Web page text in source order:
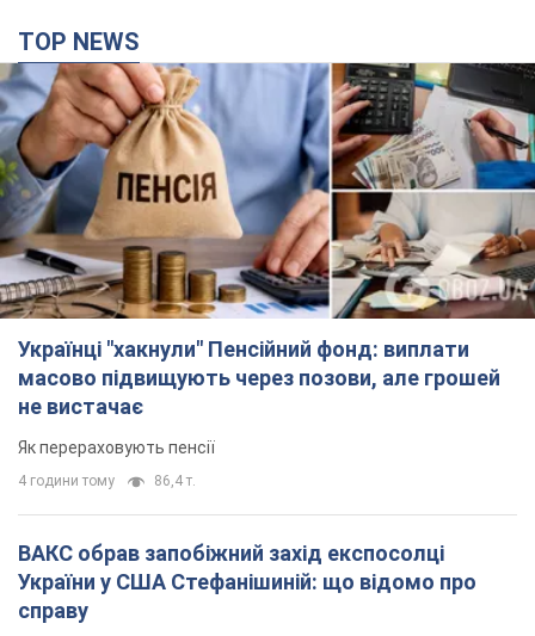
TOP NEWS
Українці "хакнули" Пенсійний фонд: виплати
масово підвищують через позови, але грошей
не вистачає
Як перераховують пенсії
4 години тому 86,4 т.
ВАКС обрав запобіжний захід експосолці
України у США Стефанішиній: що відомо про
справу